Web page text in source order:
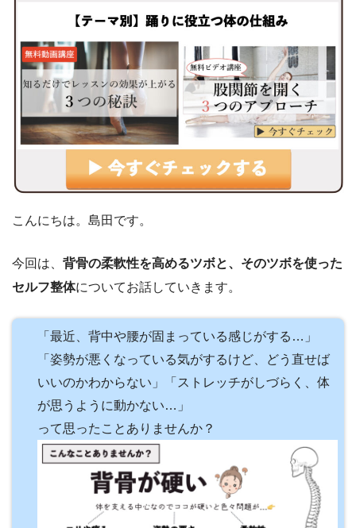
こんにちは。島田です。
今回は、 背骨の柔軟性を高めるツボと、そのツボを使った
セルフ整体についてお話していきます。
「最近、背中や腰が固まっている感じがする…」
「姿勢が悪くなっている気がするけど、どう直せば
いいのかわからない」「ストレッチがしづらく、体
が思うように動かない…」
って思ったことありませんか？